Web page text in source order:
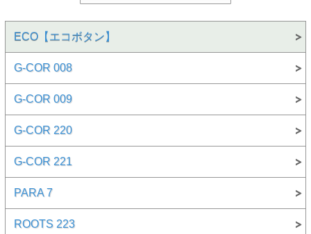
ECO【エコボタン】
G-COR 008
G-COR 009
G-COR 220
G-COR 221
PARA 7
ROOTS 223